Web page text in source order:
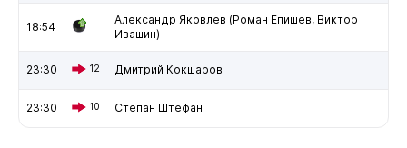
18:54
Александр Яковлев (Роман Епишев, Виктор
Ивашин)
23:30 12 Дмитрий Кокшаров
23:30 10 Степан Штефан